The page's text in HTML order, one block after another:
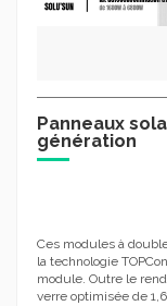
Panneaux
génération
Ces modules à
la technologie
module. Outre le
verre optimisée de